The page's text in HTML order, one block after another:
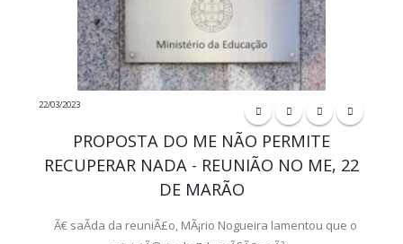
22/03/2023
PROPOSTA DO ME NÃO PERMITE
RECUPERAR NADA - REUNIÃO NO ME, 22
DE MARÃO
Ã€ saÃ­da da reuniÃ£o, MÃ¡rio Nogueira lamentou que o